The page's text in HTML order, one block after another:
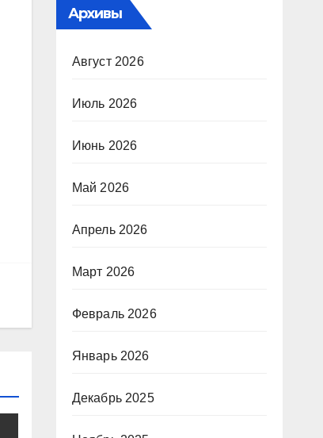
Архивы
Август 2026
Июль 2026
Июнь 2026
Май 2026
Апрель 2026
Март 2026
Февраль 2026
Январь 2026
Декабрь 2025